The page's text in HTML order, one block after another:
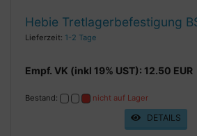
Hebie Tretlagerbefestigung
Lieferzeit: 1-2 Tage
Empf. VK (inkl 19% UST): 12.50 EUR
Bestand: nicht auf Lager
DETAILS